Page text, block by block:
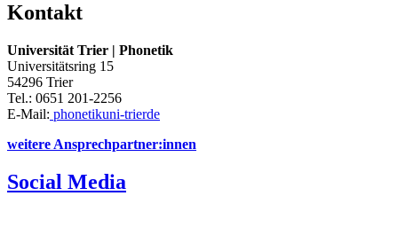
Kontakt
Universität Trier | Phonetik
Universitätsring 15
54296 Trier
Tel.: 0651 201-2256
E-Mail: phonetikuni-trierde
weitere Ansprechpartner:innen
Social Media